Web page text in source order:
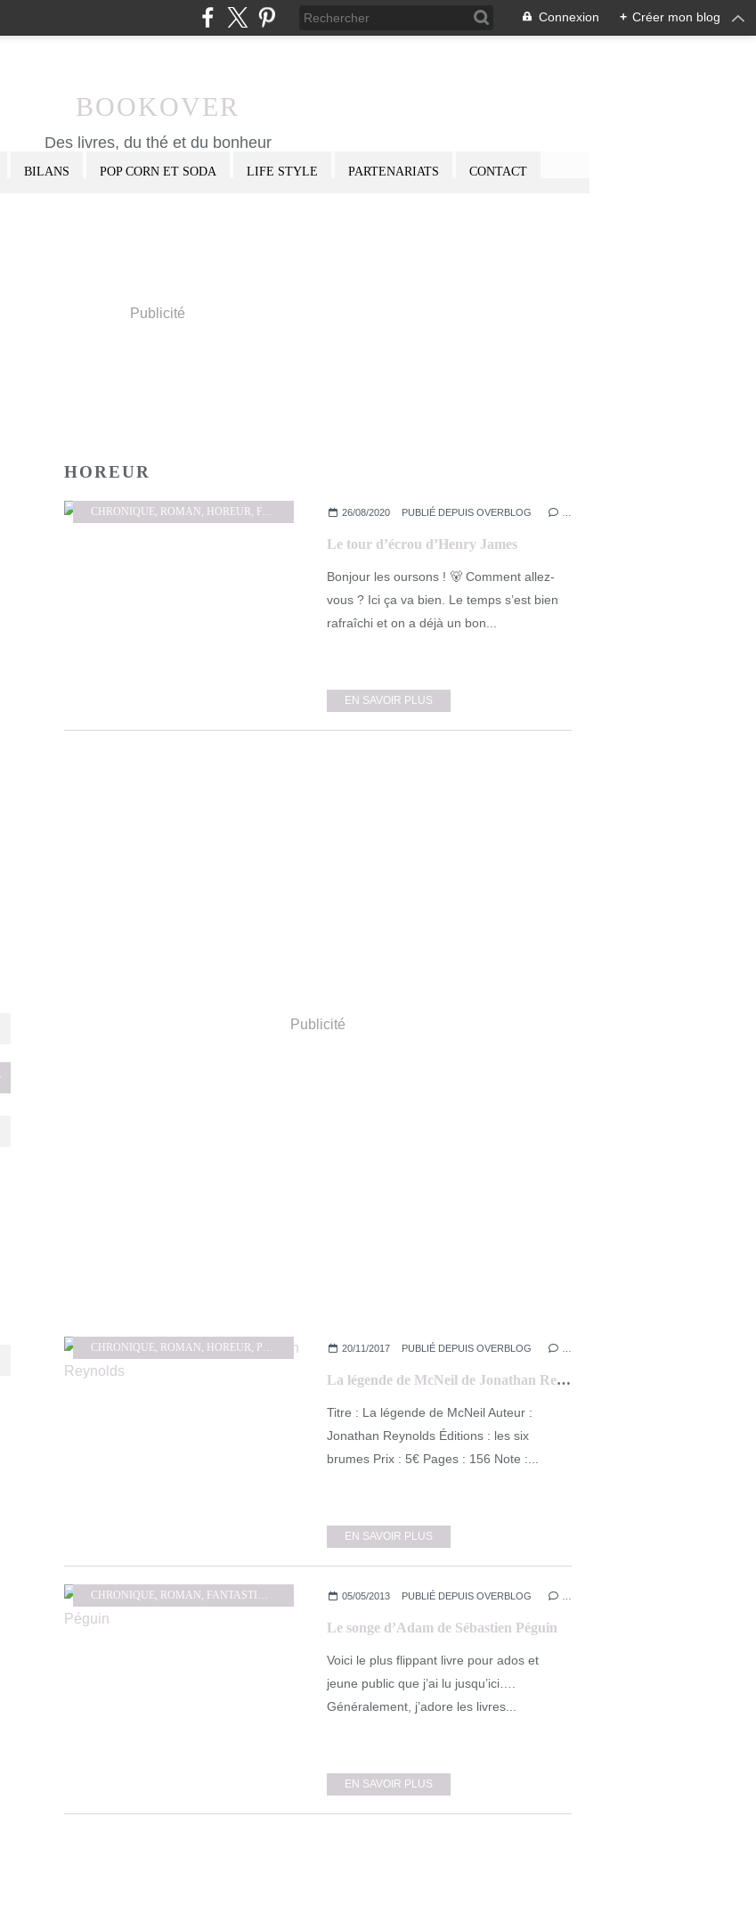
Connexion + Créer mon blog
BOOKOVER
Des livres, du thé et du bonheur
BILANS POP CORN ET SODA LIFE STYLE PARTENARIATS CONTACT
Publicité
HOREUR
CHRONIQUE ROMAN HOREUR FANTASTIQUE 26/08/2020 PUBLIÉ DEPUIS OVERBLOG
Le tour d’écrou d’Henry James
Bonjour les oursons ! 🐻 Comment allez-
vous ? Ici ça va bien. Le temps s’est bien
rafraîchi et on a déjà un bon...
EN SAVOIR PLUS
Publicité
CHRONIQUE ROMAN HOREUR PUMPKIN AUTUMN CHALLENGE 20/11/2017 PUBLIÉ DEPUIS OVERBLOG
La légende de McNeil de Jonathan Reynolds
Titre : La légende de McNeil Auteur :
Jonathan Reynolds Éditions : les six
brumes Prix : 5€ Pages : 156 Note :...
EN SAVOIR PLUS
CHRONIQUE ROMAN FANTASTIQUE HOREUR 05/05/2013 PUBLIÉ DEPUIS OVERBLOG
Le songe d’Adam de Sébastien Péguin
Voici le plus flippant livre pour ados et
jeune public que j’ai lu jusqu’ici….
Généralement, j’adore les livres...
EN SAVOIR PLUS